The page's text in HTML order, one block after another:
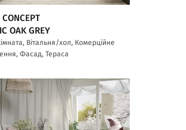
OAK GREY
Вітальня/хол, Комерційне
Фасад, Тераса